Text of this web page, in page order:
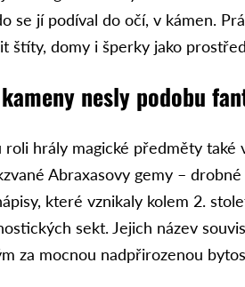
se jí podíval do očí, v kámen.
štíty, domy i šperky jako
nesly podobu
roli hrály magické předměty také
Abraxasovy gemy –
které vznikaly kolem 2.
sekt. Jejich název
za mocnou nadpřirozenou